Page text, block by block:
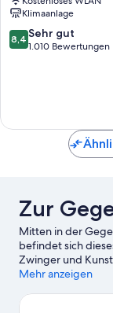
Centre
Altstadt
Dresden
Klimaanlage
8.4
von
8,4 Sehr gut
1.010 Bewertungen
Zur
Mitten in der
befindet sich
Zwinger und
Attraktionen der
Besuch wert sind
Mehr anzeigen